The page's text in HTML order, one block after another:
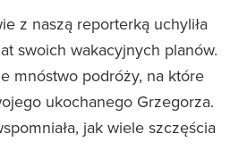
z naszą reporterką uchyliła
swoich wakacyjnych planów.
mnóstwo podróży, na które
ukochanego Grzegorza.
jak wiele szczęścia